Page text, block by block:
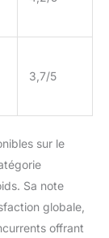
par an
à
Gain de
familiale
élégant
3,7/5
sur le
Sa note
globale,
offrant